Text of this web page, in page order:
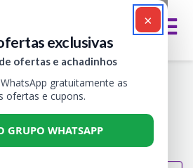
×
exclusivas
ofertas e achadinhos
gratuitamente as
ofertas e cupons.
GRUPO WHATSAPP
Essencial na